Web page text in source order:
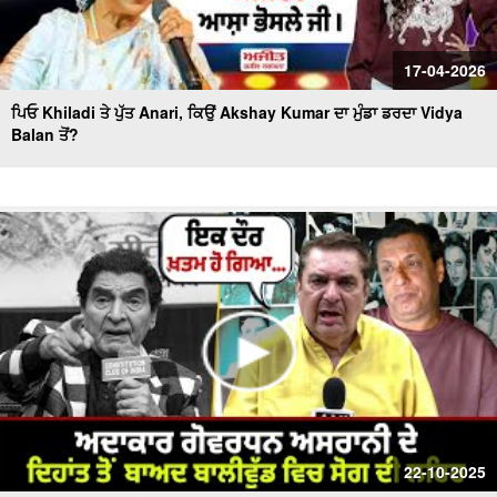
17-04-2026
ਪਿਓ Khiladi ਤੇ ਪੁੱਤ Anari, ਕਿਉਂ Akshay Kumar ਦਾ ਮੁੰਡਾ ਡਰਦਾ Vidya
Balan ਤੋਂ?
22-10-2025